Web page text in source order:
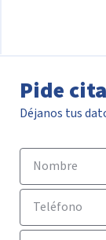
Pide
Déjanos tus